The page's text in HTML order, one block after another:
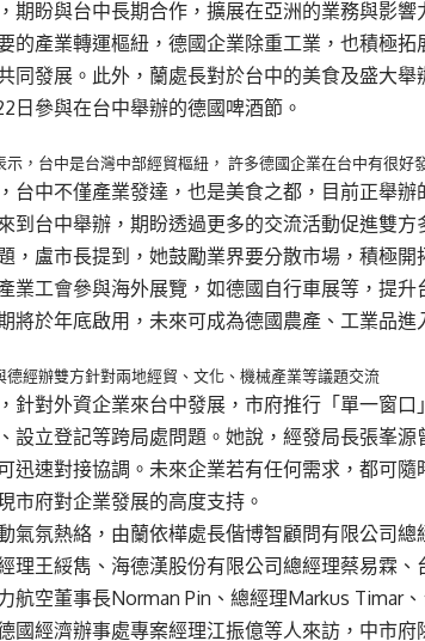
期盼與台中長期合作，擴展在亞洲的業務與影
的產業轉運樞紐，德國企業除重工業，也積極
同發展。此外，蘭處長對於台中的美食及盛大
日參與在台中舉辦的德國啤酒節。
示，台中是台灣中部經貿樞紐， 許多德國企業在台中有很好
台中不僅產業發達，也是美食之都，目前正舉
到台中舉辦，期盼透過更多的交流活動促進雙
，盧市長提到，她鼓勵業界要分散市場，積極
業工會參與海外展覽，如德國自行車展等，提
將於年底啟用，未來可成為德國農產、工業品進
德經辦雙方針對兩地經貿、文化、機械產業等議題交流
針對外資企業來台中發展，市府推行「單一窗
設立登記等跨局處問題。她說，經發局長張峯
迅速對接協調。未來企業若有任何需求，都可
市府對企業發展的高度支持。
氣氛熱絡，由蘭依樺處長偕博智顧問有限公司
理王綏雋、海德漢股份有限公司總經理蔡易霖
航空董事長Norman Pin、總經理Markus Timar
國經濟辦事處專案經理江振億等人來訪，中市